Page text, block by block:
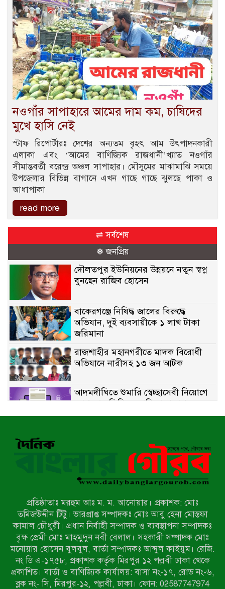
নওগাঁর সাপাহারে আমের দাম কম, চাষিদের
মুখে হাসি নেই
স্টাফ রিপোর্টারঃ দেশের অন্যতম বৃহৎ আম উৎপাদনকারী
এলাকা এবং ‘আমের বাণিজ্যিক রাজধানী’খ্যাত নওগাঁর
সীমান্তবর্তী বরেন্দ্র অঞ্চল সাপাহার। মৌসুমের মাঝামাঝি সময়ে
উপজেলার বিভিন্ন বাগানে এখন গাছে গাছে ঝুলছে পাকা ও
আধাপাকা
read more
⇌ সর্বশেষ
❅ জনপ্রিয়
দৌলতপুর ইউনিয়নের উন্নয়নে নতুন স্বপ্ন
বুনছেন রাজিব হোসেন
বাকেরগঞ্জে নিষিদ্ধ জালের বিরুদ্ধে
অভিযান, দুই ব্যবসায়ীকে ১ লাখ টাকা
জরিমানা
রাজশাহীর মহানগরীতে মাদক বিরোধী
অভিযানে নারীসহ ১৩ জন আটক
আদমদীঘিতে শুমারি স্বেচ্ছাসেবী নিয়োগে
যোগ্যতার ভিত্তিতে তালিকা প্রকাশ;
নির্বাচিতদের আ.লীগ ট্যাগে প্রচারণা
নেওয়ার হুমকি দিলেন দোড়া মাদরাসার
পরিচয় দেওয়া সভাপতি
উখিয়ায় বিজিবির অভিযানে ৪০ হাজার
ইয়াবাসহ যুবক আটক
পোরশায় ৭ মাসে ১৯ জনের অপমৃত্যু,
শীর্ষে আত্মহত্যা
হিন্দু বৌদ্ধ খ্রিস্টান কল্যাণ ফ্রন্টের
নীলফামারী কমিটি নিয়ে প্রশ্ন, প্রতিবাদে
সদস্য সচিব
প্রতিষ্ঠাতাঃ মরহুম আঃ ম. ম. আনোয়ার। প্রকাশক: মোঃ
তমিজউদ্দীন টিটু। ভারপ্রাপ্ত সম্পাদকঃ মোঃ আবু হেনা মোস্তফা
কামাল চৌধুরী। প্রধান নির্বাহী সম্পাদক ও ব্যবস্থাপনা সম্পাদকঃ
বৃক্ষ প্রেমী মোঃ মাহমুদুন নবী বেলাল। সহকারী সম্পাদক মোঃ
মনোয়ার হোসেন বুলবুল, বার্তা সম্পাদকঃ আব্দুল কাইয়ুম। রেজি.
নং ডি এ-১৭৫৮, প্রকাশক কর্তৃক মিরপুর ১২ পল্লবী ঢাকা থেকে
প্রকাশিত। বার্তা ও বাণিজ্যিক কার্যালয়: বাসা নং-১৭, রোড নং-৬,
ব্লক নং- সি, মিরপুর-১২, পল্লবী, ঢাকা। ফোন: 02587747974